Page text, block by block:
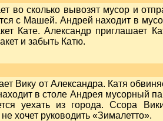
во сколько вывозят мусор и
с Машей. Андрей находит в
Кате. Александр приглашает
и забыть Катю.
Вику от Александра. Катя
в столе Андрея мусорный
уехать из города. Ссора
хочет руководить «Зималетто».